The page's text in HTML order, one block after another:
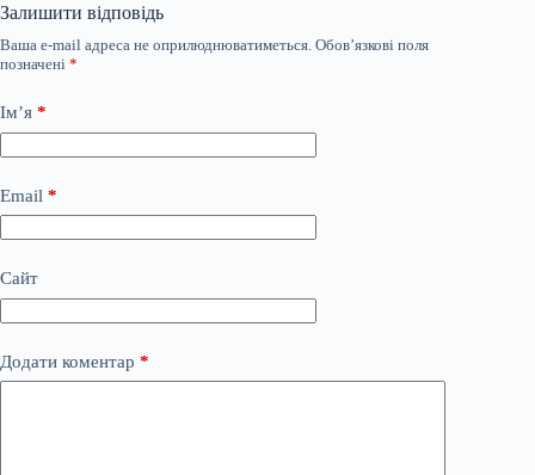
Залишити відповідь
Ваша e-mail адреса не оприлюднюватиметься. Обов’язкові поля
позначені *
Ім’я *
Email *
Сайт
Додати коментар *